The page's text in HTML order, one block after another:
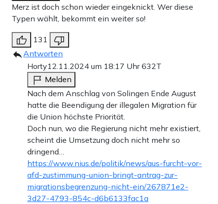
Merz ist doch schon wieder eingeknickt. Wer diese
Typen wählt, bekommt ein weiter so!
131
Antworten
Horty12.11.2024 um 18:17 Uhr632T
Melden
Nach dem Anschlag von Solingen Ende August
hatte die Beendigung der illegalen Migration für
die Union höchste Priorität.
Doch nun, wo die Regierung nicht mehr existiert,
scheint die Umsetzung doch nicht mehr so
dringend…
https://www.nius.de/politik/news/aus-furcht-vor-
afd-zustimmung-union-bringt-antrag-zur-
migrationsbegrenzung-nicht-ein/267871e2-
3d27-4793-854c-d6b6133fac1a